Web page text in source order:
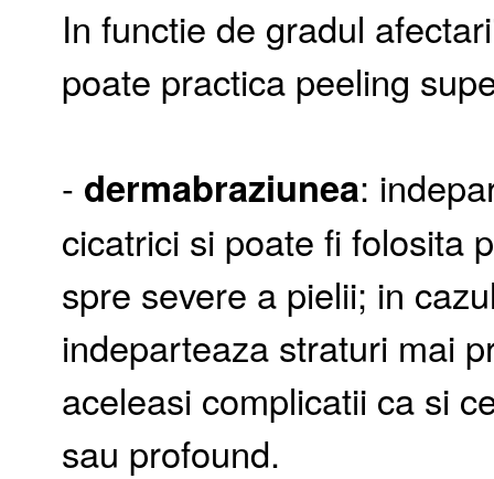
In functie de gradul
poate practica peeling
- dermabraziunea:
cicatrici si poate fi folosita
spre severe a pielii; in
indeparteaza straturi mai
aceleasi complicatii ca si
sau profound.